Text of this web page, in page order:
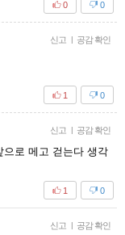
0
0
신고 | 공감 확인
0
1
신고 | 공감 확인
으로 메고 걷는다 생각
0
1
신고 | 공감 확인